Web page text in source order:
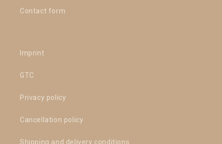
Contact form
Imprint
GTC
Privacy policy
Cancellation policy
Shipping and delivery conditions